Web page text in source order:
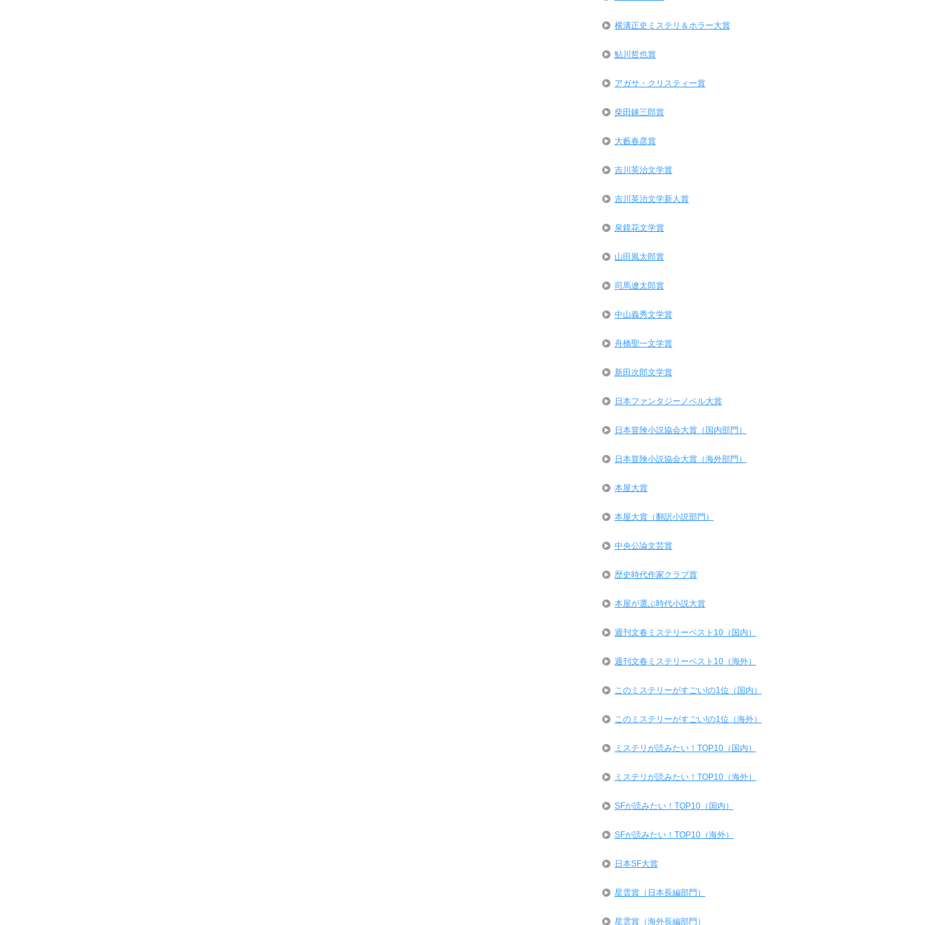
横溝正史ミステリ＆ホラー大賞
鮎川哲也賞
アガサ・クリスティー賞
柴田錬三郎賞
大藪春彦賞
吉川英治文学賞
吉川英治文学新人賞
泉鏡花文学賞
山田風太郎賞
司馬遼太郎賞
中山義秀文学賞
舟橋聖一文学賞
新田次郎文学賞
日本ファンタジーノベル大賞
日本冒険小説協会大賞（国内部門）
日本冒険小説協会大賞（海外部門）
本屋大賞
本屋大賞（翻訳小説部門）
中央公論文芸賞
歴史時代作家クラブ賞
本屋が選ぶ時代小説大賞
週刊文春ミステリーベスト10（国内）
週刊文春ミステリーベスト10（海外）
このミステリーがすごい!の1位（国内）
このミステリーがすごい!の1位（海外）
ミステリが読みたい！TOP10（国内）
ミステリが読みたい！TOP10（海外）
SFが読みたい！TOP10（国内）
SFが読みたい！TOP10（海外）
日本SF大賞
星雲賞（日本長編部門）
星雲賞（海外長編部門）